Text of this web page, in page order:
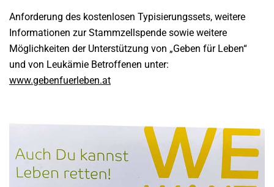
Anforderung des kostenlosen Typisierungssets, weitere
Informationen zur Stammzellspende sowie weitere
Möglichkeiten der Unterstützung von „Geben für Leben“
und von Leukämie Betroffenen unter:
www.gebenfuerleben.at